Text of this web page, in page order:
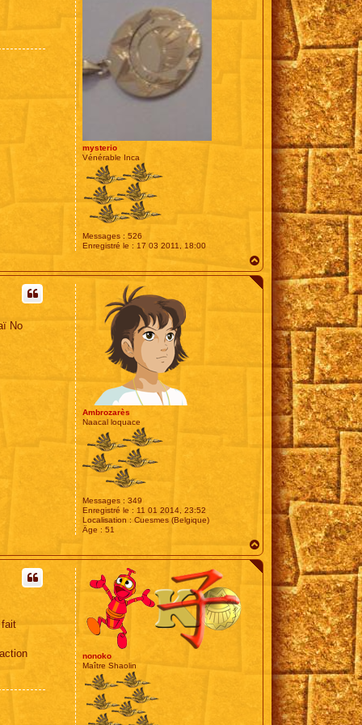
mysterio
Vénérable Inca
Messages : 526
Enregistré le : 17 03 2011, 18:00
a
u
Ambrozarès
Naacal loquace
Messages : 349
Enregistré le : 11 01 2014, 23:52
Localisation : Cuesmes (Belgique)
Âge : 51
No
a
u
nonoko
Maître Shaolin
fait